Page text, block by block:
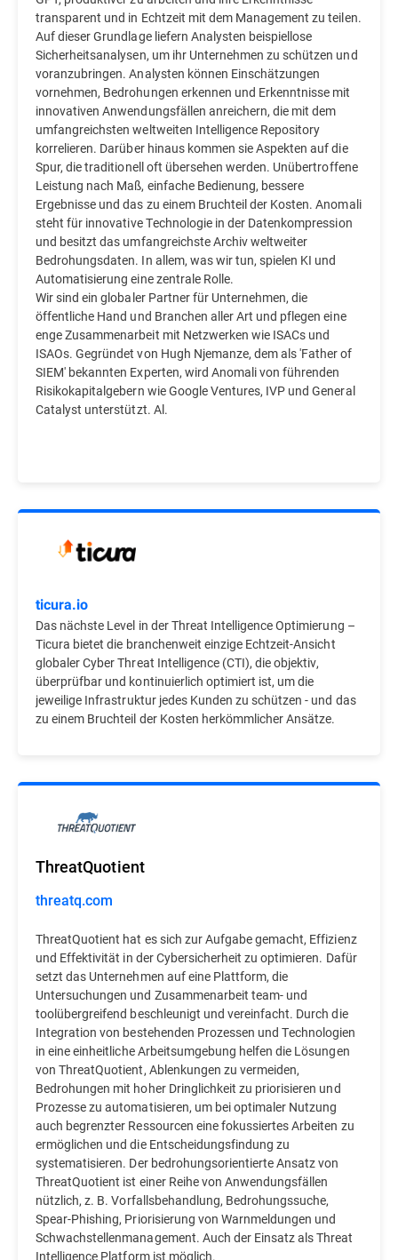
transparent und in Echtzeit mit dem Management zu teilen.
Auf dieser Grundlage liefern Analysten beispiellose
Sicherheitsanalysen, um ihr Unternehmen zu schützen und
voranzubringen. Analysten können Einschätzungen
vornehmen, Bedrohungen erkennen und Erkenntnisse mit
innovativen Anwendungsfällen anreichern, die mit dem
umfangreichsten weltweiten Intelligence Repository
korrelieren. Darüber hinaus kommen sie Aspekten auf die
Spur, die traditionell oft übersehen werden. Unübertroffene
Leistung nach Maß, einfache Bedienung, bessere
Ergebnisse und das zu einem Bruchteil der Kosten. Anomali
steht für innovative Technologie in der Datenkompression
und besitzt das umfangreichste Archiv weltweiter
Bedrohungsdaten. In allem, was wir tun, spielen KI und
Automatisierung eine zentrale Rolle.
Wir sind ein globaler Partner für Unternehmen, die
öffentliche Hand und Branchen aller Art und pflegen eine
enge Zusammenarbeit mit Netzwerken wie ISACs und
ISAOs. Gegründet von Hugh Njemanze, dem als 'Father of
SIEM' bekannten Experten, wird Anomali von führenden
Risikokapitalgebern wie Google Ventures, IVP und General
Catalyst unterstützt. Al.
ticura.io
Das nächste Level in der Threat Intelligence Optimierung –
Ticura bietet die branchenweit einzige Echtzeit-Ansicht
globaler Cyber Threat Intelligence (CTI), die objektiv,
überprüfbar und kontinuierlich optimiert ist, um die
jeweilige Infrastruktur jedes Kunden zu schützen - und das
zu einem Bruchteil der Kosten herkömmlicher Ansätze.
ThreatQuotient
threatq.com
ThreatQuotient hat es sich zur Aufgabe gemacht, Effizienz
und Effektivität in der Cybersicherheit zu optimieren. Dafür
setzt das Unternehmen auf eine Plattform, die
Untersuchungen und Zusammenarbeit team- und
toolübergreifend beschleunigt und vereinfacht. Durch die
Integration von bestehenden Prozessen und Technologien
in eine einheitliche Arbeitsumgebung helfen die Lösungen
von ThreatQuotient, Ablenkungen zu vermeiden,
Bedrohungen mit hoher Dringlichkeit zu priorisieren und
Prozesse zu automatisieren, um bei optimaler Nutzung
auch begrenzter Ressourcen eine fokussiertes Arbeiten zu
ermöglichen und die Entscheidungsfindung zu
systematisieren. Der bedrohungsorientierte Ansatz von
ThreatQuotient ist einer Reihe von Anwendungsfällen
nützlich, z. B. Vorfallsbehandlung, Bedrohungssuche,
Spear-Phishing, Priorisierung von Warnmeldungen und
Schwachstellenmanagement. Auch der Einsatz als Threat
Intelligence Platform ist möglich.